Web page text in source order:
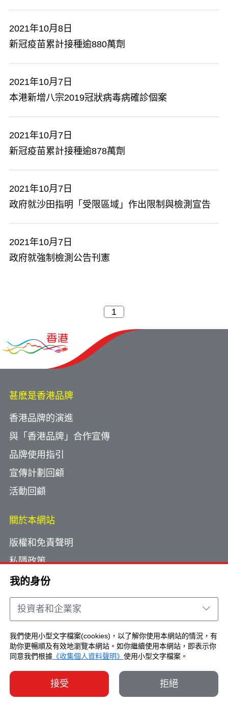
我的身份
投資者和企業家
我們使用小型文字檔案(cookies)，以了解你使用本網站的情況，有
助你更暢順及有效地瀏覽本網站。如你繼續使用本網站，即表示你
同意我們根據 《收集個人資料聲明》 使用小型文字檔案。
接受 拒絕
2021年10月8日
新冠疫苗累計接種逾880萬劑
2021年10月7日
本港新增八宗2019冠狀病毒病確診個案
2021年10月7日
新冠疫苗累計接種逾878萬劑
2021年10月7日
政府就沙田指明「受限區域」作出限制與檢測宣告
2021年10月7日
政府就強制檢測公告刊憲
甚麽是香港品牌
香港品牌的演進
與「香港品牌」合作宣傳
品牌使用指引
宣傳計劃回顧
活動回顧
關於本網站
版權和免責聲明
私隱政策
使用小型文字檔案
網頁指南
聯絡我們
Copyright © Brand Hong Kong. All Rights
Reserved.